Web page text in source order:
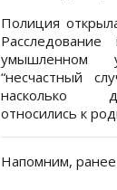
Полиция
умышленном
“несчастный
насколько
относились к
Напомним,